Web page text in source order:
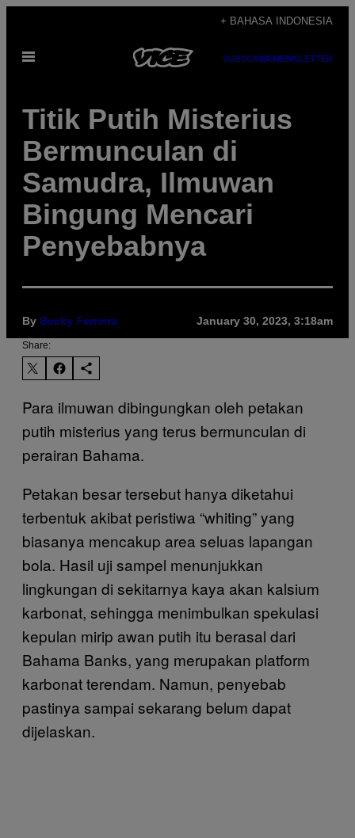
content
+ BAHASA INDONESIA
Open
SUBSCRIBENEWSLETTER
Titik Putih Misterius
Bermunculan di
Samudra, Ilmuwan
Bingung Mencari
Penyebabnya
By Becky Ferreira January 30, 2023, 3:18am
Share:
Para ilmuwan dibingungkan oleh petakan
putih misterius yang terus bermunculan di
perairan Bahama.
Petakan besar tersebut hanya diketahui
terbentuk akibat peristiwa “whiting” yang
biasanya mencakup area seluas lapangan
bola. Hasil uji sampel menunjukkan
lingkungan di sekitarnya kaya akan kalsium
karbonat, sehingga menimbulkan spekulasi
kepulan mirip awan putih itu berasal dari
Bahama Banks, yang merupakan platform
karbonat terendam. Namun, penyebab
pastinya sampai sekarang belum dapat
dijelaskan.